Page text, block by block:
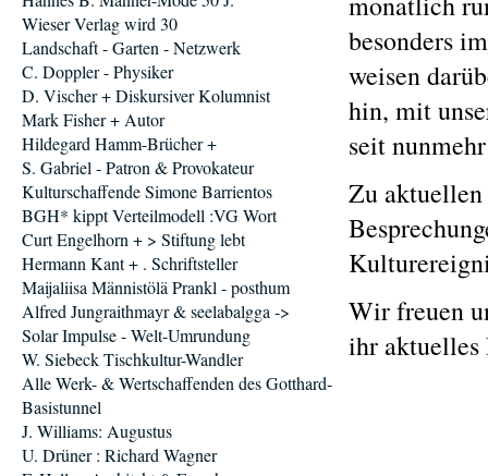
besonders
weisen
hin, mit
seit
Zu
Wir freuen
ihr
Wieser Verlag wird 30
Landschaft - Garten - Netzwerk
C. Doppler - Physiker
D. Vischer + Diskursiver Kolumnist
Mark Fisher + Autor
Hildegard Hamm-Brücher +
S. Gabriel - Patron & Provokateur
Kulturschaffende Simone Barrientos
BGH* kippt Verteilmodell :VG Wort
Curt Engelhorn + > Stiftung lebt
Hermann Kant + . Schriftsteller
Maijaliisa Männistölä Prankl - posthum
Alfred Jungraithmayr & seelabalgga ->
Solar Impulse - Welt-Umrundung
W. Siebeck Tischkultur-Wandler
Alle Werk- & Wertschaffenden des Gotthard-
Basistunnel
J. Williams: Augustus
U. Drüner : Richard Wagner